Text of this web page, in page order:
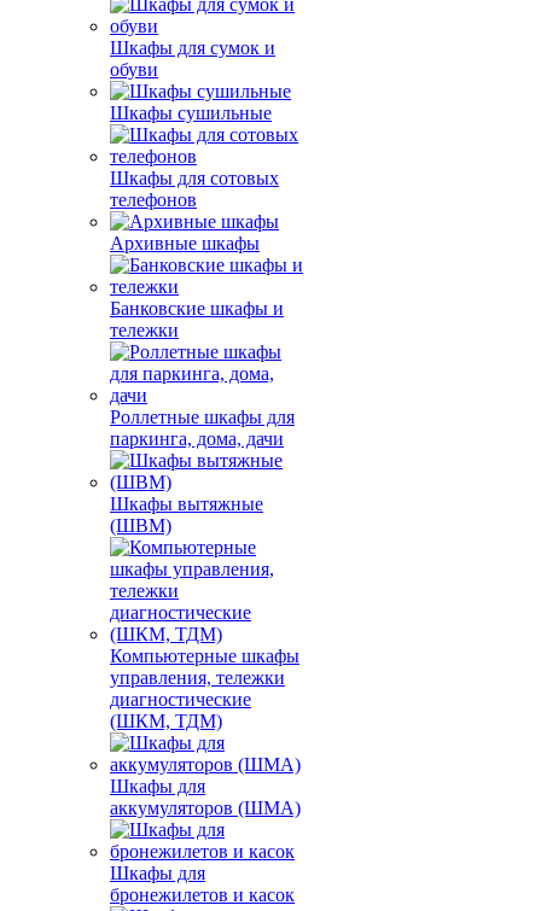
Шкафы для сумок и
обуви
Шкафы сушильные
Шкафы для сотовых
телефонов
Архивные шкафы
Банковские шкафы и
тележки
Роллетные шкафы для
паркинга, дома, дачи
Шкафы вытяжные
(ШВМ)
Компьютерные шкафы
управления, тележки
диагностические
(ШКМ, ТДМ)
Шкафы для
аккумуляторов (ШМА)
Шкафы для
бронежилетов и касок